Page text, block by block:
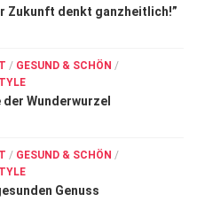
Zukunft denkt ganzheitlich!”
/ GESUND & SCHÖN /
der Wunderwurzel
/ GESUND & SCHÖN /
Genuss